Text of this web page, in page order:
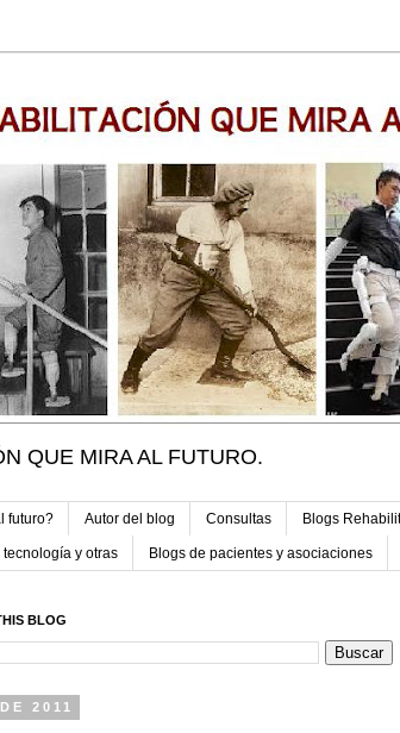
QUE MIRA AL FUTURO.
futuro? Autor del blog Consultas Blogs
y otras Blogs de pacientes y asociaciones
BLOG
2011